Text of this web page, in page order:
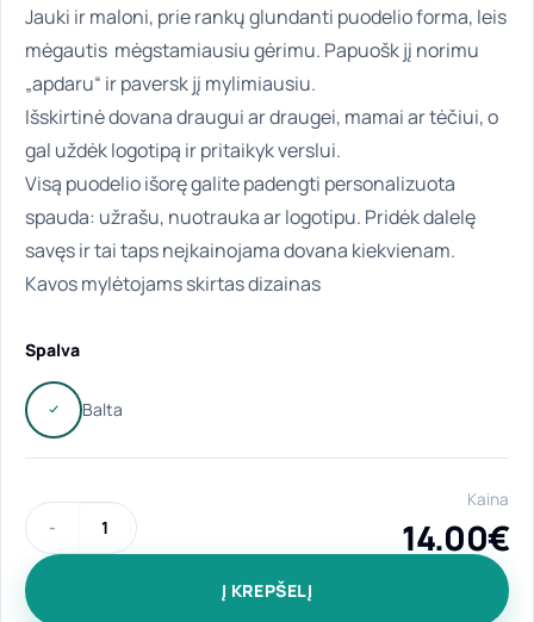
Jauki ir maloni, prie rankų glundanti puodelio forma, leis
mėgautis mėgstamiausiu gėrimu. Papuošk jį norimu
„apdaru“ ir paversk jį mylimiausiu.
Išskirtinė dovana draugui ar draugei, mamai ar tėčiui, o
gal uždėk logotipą ir pritaikyk verslui.
Visą puodelio išorę galite padengti personalizuota
spauda: užrašu, nuotrauka ar logotipu. Pridėk dalelę
savęs ir tai taps neįkainojama dovana kiekvienam.
Kavos mylėtojams skirtas dizainas
Spalva
produkto kiekis: Elegantiško stiliaus puodelis "Nuostabioji
Kaina
14.00€
Į KREPŠELĮ